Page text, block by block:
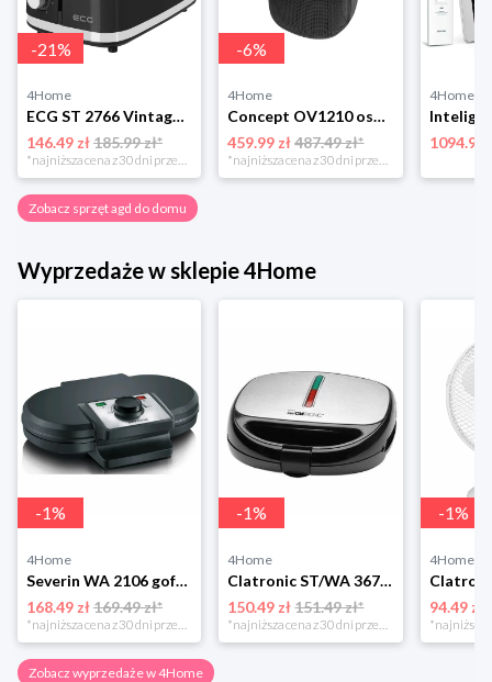
-21%
4Home
ECG ST 2766 Vintage Nero toster 4-Home
146.49 zł185.99 zł*
*najniższa cena z 30 dni przed obniżką
-6%
4Home
Concept OV1210 osuszacz i oczyszczacz powietrza Perfect Air, czarny
459.99 zł 487.49 zł*
*najniższa cena z 30 dni przed obniżką
4Home
1094.99
Zobacz sprzęt agd do domu
Wyprzedaże w sklepie 4Home
-1%
4Home
Severin WA 2106 gofrownica duo, czarny
168.49 zł169.49 zł*
-1%
4Home
Clatronic ST/WA 3670 Opiekacz do kanapek
150.49 zł 151.49 zł*
-1%
4Home
94.49 zł
Zobacz wyprzedaże w 4Home